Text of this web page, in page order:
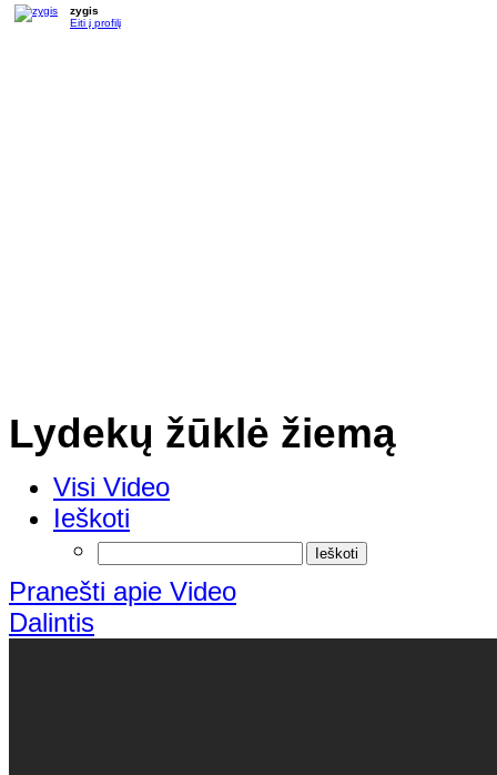
zygis
Eiti į profilį
Lydekų žūklė žiemą
Visi Video
Ieškoti
Pranešti apie Video
Dalintis